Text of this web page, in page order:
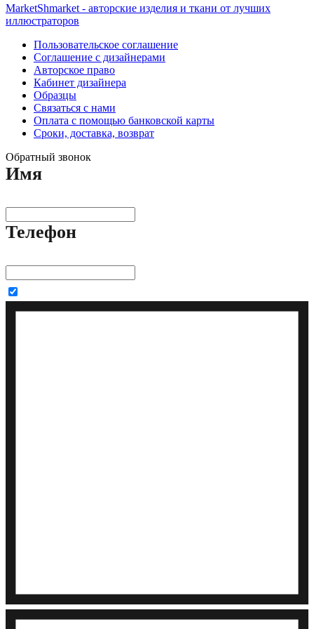
MarketShmarket - авторские изделия и ткани от лучших
иллюстраторов
Пользовательское соглашение
Соглашение с дизайнерами
Авторское право
Кабинет дизайнера
Образцы
Связаться с нами
Оплата с помощью банковской карты
Сроки, доставка, возврат
Обратный звонок
Имя
Телефон